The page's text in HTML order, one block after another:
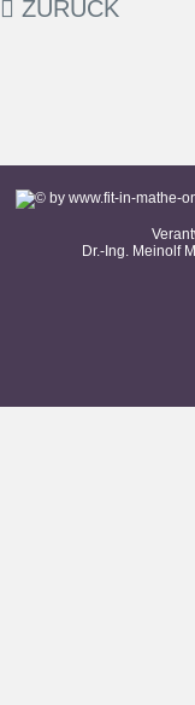
ZURÜCK
Dr.-Ing. Meinolf